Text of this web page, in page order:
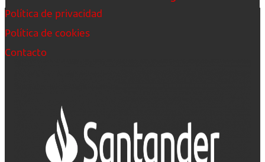
Política de privacidad
Política de cookies
Contacto